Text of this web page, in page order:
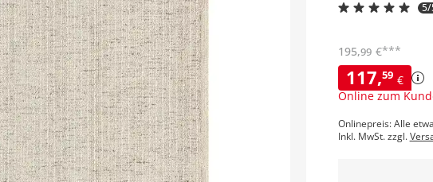
5/
117,59 €
Online zum
195,99 €***
Onlinepreis: Alle
Inkl. MwSt. zzgl.